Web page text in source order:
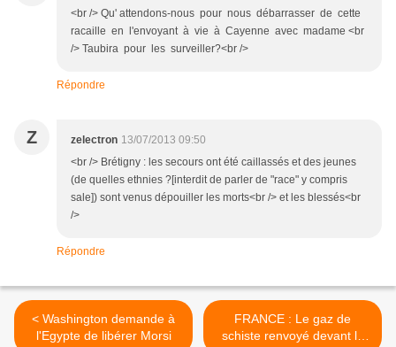
<br /> Qu' attendons-nous pour nous débarrasser de cette
racaille en l'envoyant à vie à Cayenne avec madame <br
/> Taubira pour les surveiller?<br />
Répondre
Z zelectron 13/07/2013 09:50
<br /> Brétigny : les secours ont été caillassés et des jeunes
(de quelles ethnies ?[interdit de parler de "race" y compris
sale]) sont venus dépouiller les morts<br /> et les blessés<br
/>
Répondre
< Washington demande à
l'Egypte de libérer Morsi
FRANCE : Le gaz de
schiste renvoyé devant le